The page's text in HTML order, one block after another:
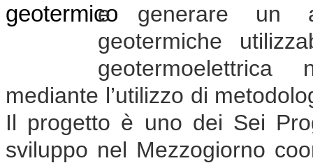
e generare un
geotermiche
mediante l’utilizzo di
Il progetto è uno dei Sei
sviluppo nel Mezzogiorno